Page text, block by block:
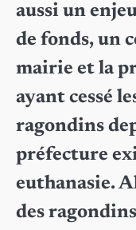
aussi un
de fonds, un
mairie et la
ayant cessé
ragondins
préfecture
euthanasie.
des